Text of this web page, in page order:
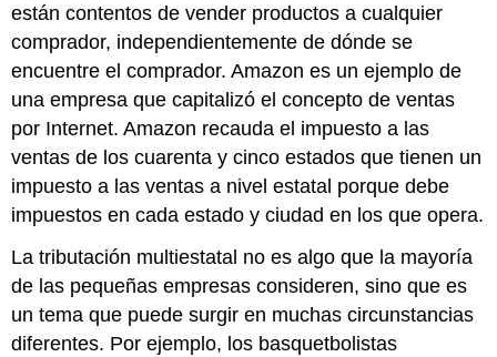
están contentos de vender productos a cualquier
comprador, independientemente de dónde se
encuentre el comprador. Amazon es un ejemplo de
una empresa que capitalizó el concepto de ventas
por Internet. Amazon recauda el impuesto a las
ventas de los cuarenta y cinco estados que tienen un
impuesto a las ventas a nivel estatal porque debe
impuestos en cada estado y ciudad en los que opera.
La tributación multiestatal no es algo que la mayoría
de las pequeñas empresas consideren, sino que es
un tema que puede surgir en muchas circunstancias
diferentes. Por ejemplo, los basquetbolistas